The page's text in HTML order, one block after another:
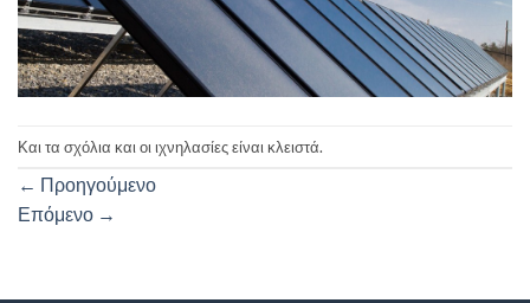
Και τα σχόλια και οι ιχνηλασίες είναι κλειστά.
← Προηγούμενο
Επόμενο →